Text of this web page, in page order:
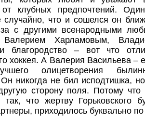
от клубных предпочтений.
случайно, что и сошелся он
с другими всенародными
Харламовым,
благородство – вот что
хоккея. А Валерия Васильева –
олицетворения
никогда не бил исподтишка,
сторону поля. Потому
так, что жертву Горьковского
приходилось буквально по